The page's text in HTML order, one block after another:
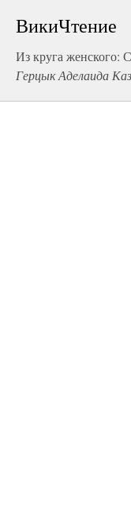
ВикиЧтение
Из круга женского:
Герцык Аделаида